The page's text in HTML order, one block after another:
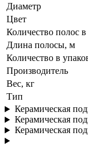
Диаметр
Цвет
Количество полос в
Длина полосы, м
Количество в
Производитель
Вес, кг
Тип
Керамическая
Керамическая
Керамическая